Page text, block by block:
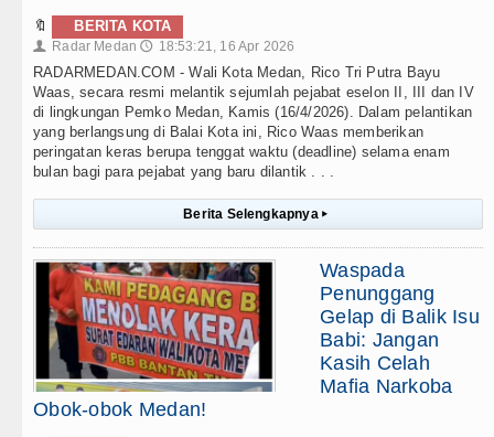
🔖 BERITA KOTA
👤 Radar Medan 🕔 18:53:21, 16 Apr 2026
RADARMEDAN.COM - Wali Kota Medan, Rico Tri Putra Bayu
Waas, secara resmi melantik sejumlah pejabat eselon II, III dan IV
di lingkungan Pemko Medan, Kamis (16/4/2026). Dalam pelantikan
yang berlangsung di Balai Kota ini, Rico Waas memberikan
peringatan keras berupa tenggat waktu (deadline) selama enam
bulan bagi para pejabat yang baru dilantik . . .
Berita Selengkapnya ▸
Waspada
Penunggang
Gelap di Balik Isu
Babi: Jangan
Kasih Celah
Mafia Narkoba
Obok-obok Medan!